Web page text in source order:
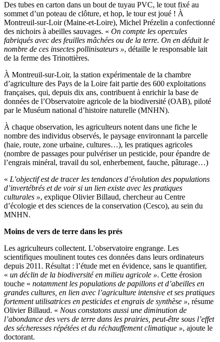
Des tubes en carton dans un bout de tuyau PVC, le tout fixé au
sommet d’un poteau de clôture, et hop, le tour est joué ! À
Montreuil-sur-Loir (Maine-et-Loire), Michel Prézelin a confectionné
des nichoirs à abeilles sauvages. « On compte les opercules
fabriqués avec des feuilles mâchées ou de la terre. On en déduit le
nombre de ces insectes pollinisateurs »​, détaille le responsable lait
de la ferme des Trinottières.
À Montreuil-sur-Loir, la station expérimentale de la chambre
d’agriculture des Pays de la Loire fait partie des 600 exploitations
françaises, qui, depuis dix ans, contribuent à enrichir la base de
données de l’Observatoire agricole de la biodiversité (OAB), piloté
par le Muséum national d’histoire naturelle (MNHN).
À chaque observation, les agriculteurs notent dans une fiche le
nombre des individus observés, le paysage environnant la parcelle
(haie, route, zone urbaine, cultures…), les pratiques agricoles
(nombre de passages pour pulvériser un pesticide, pour épandre de
l’engrais minéral, travail du sol, enherbement, fauche, pâturage…)
« L’objectif est de tracer les tendances d’évolution des populations
d’invertébrés et de voir si un lien existe avec les pratiques
culturales »​, explique Olivier Billaud, chercheur au Centre
d’écologie et des sciences de la conservation (Cesco), au sein du
MNHN.
Moins de vers de terre dans les prés
Les agriculteurs collectent. L’observatoire engrange. Les
scientifiques moulinent toutes ces données dans leurs ordinateurs
depuis 2011. Résultat : l’étude met en évidence, sans le quantifier,
« un déclin de la biodiversité en milieu agricole »​. Cette érosion
touche « notamment les populations de papillons et d’abeilles en
grandes cultures, en lien avec l’agriculture intensive et ses pratiques
fortement utilisatrices en pesticides et engrais de synthèse », résume
Olivier Billaud. « Nous constatons aussi une diminution de
l’abondance des vers de terre dans les prairies, peut-être sous l’effet
des sécheresses répétées et du réchauffement climatique »​, ajoute le
doctorant.